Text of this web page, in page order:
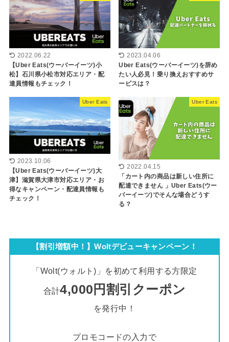
2022.06.22
【Uber Eats(ウーバーイーツ)小
松】石川県小松市対応エリア・配
達員情報もチェック！
2023.04.06
Uber Eats(ウーバーイーツ)を辞め
たい人必見！乗り換えおすすめサ
ービスは？
Uber Eats
2023.10.06
【Uber Eats(ウーバーイーツ)大
津】滋賀県大津市対応エリア・お
得なキャンペーン・配達員情報も
チェック！
Uber Eats
2022.04.15
「カート内の商品は新しい住所に
配達できません 」Uber Eats(ウー
バーイーツ)でそんな場合どうす
る？
【割引増額中！】Woltデビューキャンペーン！
「Wolt(ウォルト)」を初めて利用する方限定
合計4,000円割引クーポン
を発行中！
プロモコードの入力で